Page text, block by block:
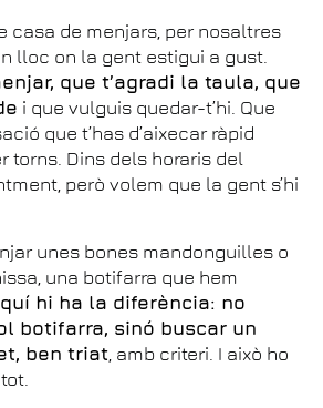
casa de menjars, per nosaltres
lloc on la gent estigui a gust.
que t’agradi la taula, que
i que vulguis quedar-t’hi. Que
que t’has d’aixecar ràpid
torns. Dins dels horaris del
però volem que la gent s’hi
unes bones mandonguilles o
una botifarra que hem
hi ha la diferència: no
botifarra, sinó buscar un
ben triat , amb criteri. I això ho